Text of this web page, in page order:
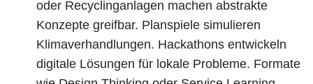
oder Recyclinganlagen machen abstrakte
Konzepte greifbar. Planspiele simulieren
Klimaverhandlungen. Hackathons entwickeln
digitale Lösungen für lokale Probleme. Formate